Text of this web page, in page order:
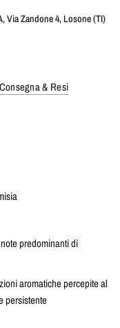
Via Zandone 4, Losone (TI)
Consegna & Resi
predominanti di
aromatiche percepite al
persistente